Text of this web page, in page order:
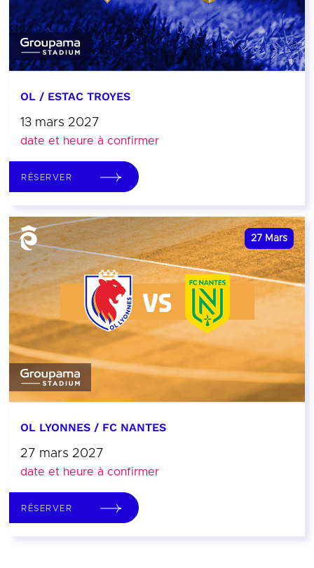
OL / ESTAC TROYES
13 mars 2027
date et heure à confirmer
RÉSERVER
27 Mars
OL LYONNES / FC NANTES
27 mars 2027
date et heure à confirmer
RÉSERVER